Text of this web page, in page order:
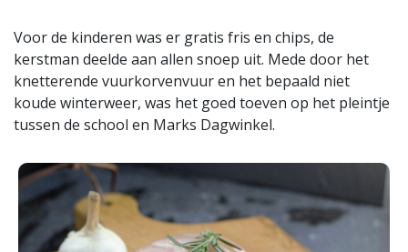
Voor de kinderen was er gratis fris en chips, de
kerstman deelde aan allen snoep uit. Mede door het
knetterende vuurkorvenvuur en het bepaald niet
koude winterweer, was het goed toeven op het pleintje
tussen de school en Marks Dagwinkel.